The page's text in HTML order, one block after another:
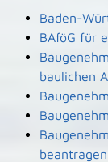
Baden-
BAföG für
baulichen
beantragen